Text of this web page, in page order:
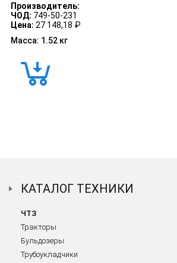
Производитель:
ЧОД: 749-50-231
Цена: 27 148,18 ₽
Масса: 1.52 кг
КАТАЛОГ ТЕХНИКИ
ЧТЗ
Тракторы
Бульдозеры
Трубоукладчики